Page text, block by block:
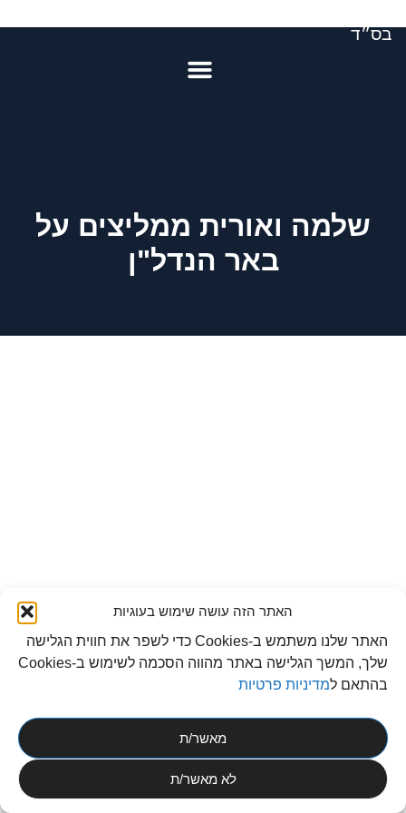
האתר הזה עושה שימוש בעוגיות
האתר שלנו משתמש ב-Cookies כדי לשפר את חווית הגלישה
שלך, המשך הגלישה באתר מהווה הסכמה לשימוש ב-Cookies
בהתאם למדיניות פרטיות
מאשר/ת
לא מאשר/ת
בס״ד
שלמה ואורית ממליצים על
באר הנדל"ן